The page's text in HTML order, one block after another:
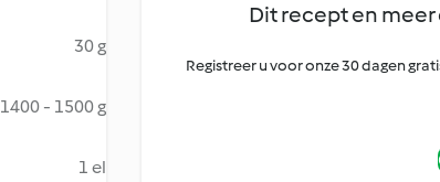
30 g
1400 - 1500 g
1 el
Dit recept en meer
Registreer u voor onze 30 dagen